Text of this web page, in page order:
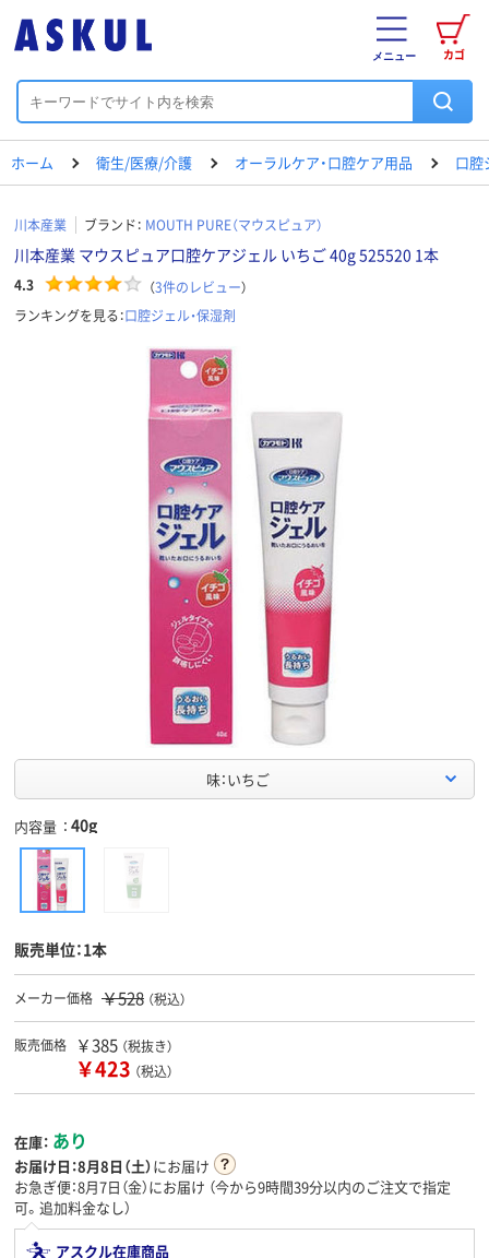
カゴ
メニュー
ホーム 衛生/医療/介護 オーラルケア・口腔ケア用品 口腔
川本産業 ブランド： MOUTH PURE（マウスピュア）
川本産業 マウスピュア口腔ケアジェル いちご 40g 525520 1本
4.3 （3件のレビュー）
ランキングを見る：口腔ジェル・保湿剤
味：いちご
内容量 40g
販売単位：1本
メーカー価格 ￥528 （税込）
販売価格 ￥385 （税抜き）
￥423 （税込）
在庫： あり
お届け日：8月8日（土）にお届け
お急ぎ便：8月7日（金）にお届け （今から9時間39分以内のご注文で指定
可。追加料金なし）
アスクル在庫商品